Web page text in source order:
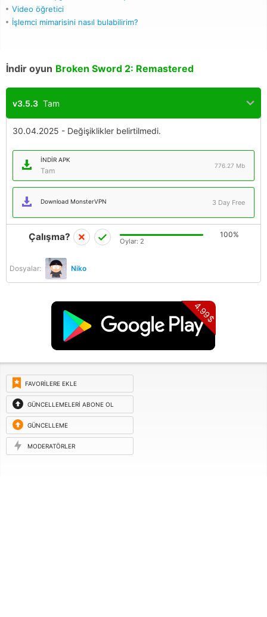
Video öğretici
İşlemci mimarisini nasıl bulabilirim?
İndir oyun Broken Sword 2: Remastered
v3.5.3 Tam
30.04.2025 - Değişiklikler belirtilmedi.
İNDIR APK
Tam
776.27 Mb
Download MonsterVPN 3 Day Free
Dosyalar: Niko
Çalışma? 100%
Oylar: 2
4.99$
FAVORILERE EKLE
GÜNCELLEMELERI ABONE OL
GÜNCELLEME
ISTEĞI
MODERATÖRLER